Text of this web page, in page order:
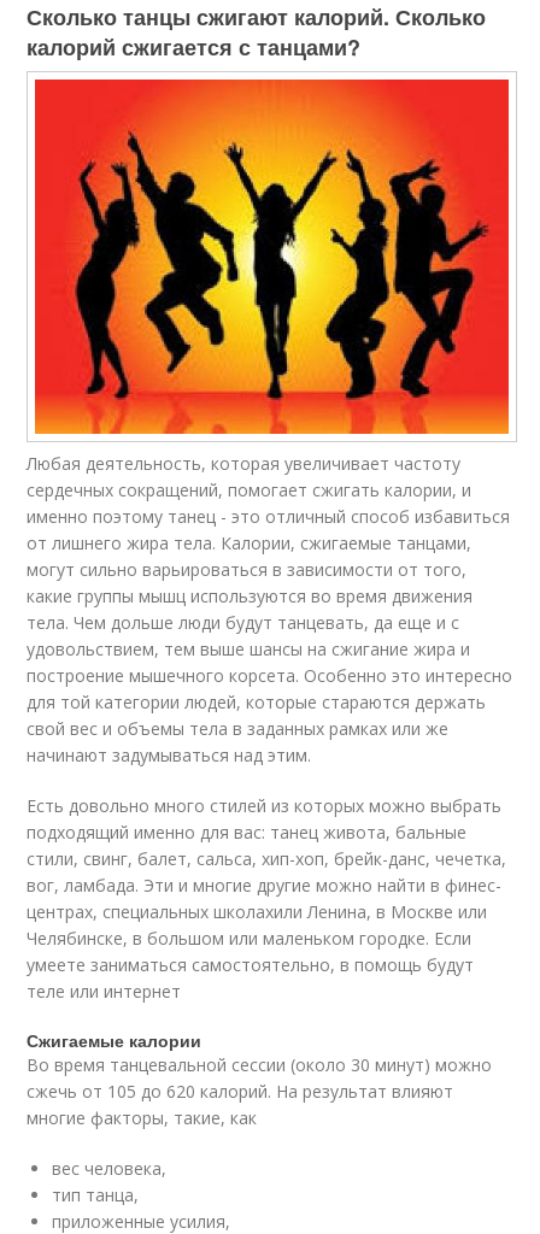
Сколько танцы сжигают калорий. Сколько
калорий сжигается с танцами?
Любая деятельность, которая увеличивает частоту
сердечных сокращений, помогает сжигать калории, и
именно поэтому танец - это отличный способ избавиться
от лишнего жира тела. Калории, сжигаемые танцами,
могут сильно варьироваться в зависимости от того,
какие группы мышц используются во время движения
тела. Чем дольше люди будут танцевать, да еще и с
удовольствием, тем выше шансы на сжигание жира и
построение мышечного корсета. Особенно это интересно
для той категории людей, которые стараются держать
свой вес и объемы тела в заданных рамках или же
начинают задумываться над этим.
Есть довольно много стилей из которых можно выбрать
подходящий именно для вас: танец живота, бальные
стили, свинг, балет, сальса, хип-хоп, брейк-данс, чечетка,
вог, ламбада. Эти и многие другие можно найти в финес-
центрах, специальных школахили Ленина, в Москве или
Челябинске, в большом или маленьком городке. Если
умеете заниматься самостоятельно, в помощь будут
теле или интернет
Сжигаемые калории
Во время танцевальной сессии (около 30 минут) можно
сжечь от 105 до 620 калорий. На результат влияют
многие факторы, такие, как
вес человека,
тип танца,
приложенные усилия,